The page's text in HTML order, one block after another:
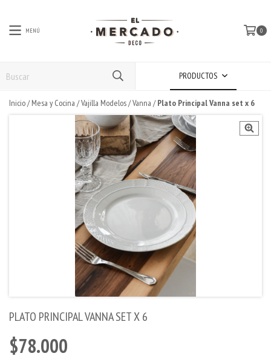
MENÚ 0
PRODUCTOS
Inicio/ Mesa y Cocina /Vajilla Modelos/Vanna / Plato Principal Vanna set x 6
PLATO PRINCIPAL VANNA SET X 6
$78.000